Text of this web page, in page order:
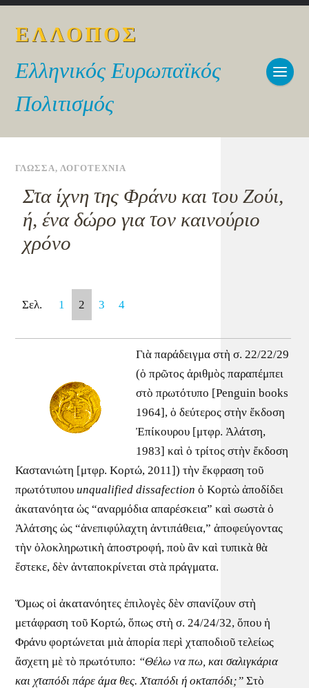
ΕΛΛΟΠΟΣ
Ελληνικός Ευρωπαϊκός
Πολιτισμός
ΓΛΩΣΣΑ,ΛΟΓΟΤΕΧΝΙΑ
Στα ίχνη της Φράνυ και του Ζούι,
ή, ένα δώρο για τον καινούριο
χρόνο
Σελ. 1 2 3 4
Γιὰ παράδειγμα στὴ σ. 22/22/29
(ὁ πρῶτος ἀριθμὸς παραπέμπει
στὸ πρωτότυπο [Penguin books
1964], ὁ δεύτερος στὴν ἔκδοση
Ἐπίκουρου [μτφρ. Ἀλάτση,
1983] καὶ ὁ τρίτος στὴν ἔκδοση
Καστανιώτη [μτφρ. Κορτώ, 2011]) τὴν ἔκφραση τοῦ
πρωτότυπουunqualified dissafection ὁ Κορτὼ ἀποδίδει
ἀκατανόητα ὡς “αναρμόδια απαρέσκεια” καὶ σωστὰ ὁ
Ἀλάτσης ὡς “ἀνεπιφύλαχτη ἀντιπάθεια,” ἀποφεύγοντας
τὴν ὁλοκληρωτικὴ ἀποστροφή, ποὺ ἂν καὶ τυπικὰ θὰ
ἔστεκε, δὲν ἀνταποκρίνεται στὰ πράγματα.
Ὅμως οἱ ἀκατανόητες ἐπιλογὲς δὲν σπανίζουν στὴ
μετάφραση τοῦ Κορτώ, ὅπως στὴ σ. 24/24/32, ὅπου ἡ
Φράνυ φορτώνεται μιὰ ἀπορία περὶ χταποδιοῦ τελείως
ἄσχετη μὲ τὸ πρωτότυπο: “Θέλω να πω, και σαλιγκάρια
και χταπόδι πάρε άμα θες. Χταπόδι ή οκταπόδι;” Στὸ